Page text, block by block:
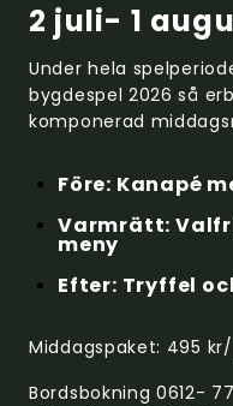
2 juli- 1
Under hela
bygdespel 2026 så
komponerad
Före: Kanapé
Varmrätt:
meny
Efter: Tryffel
Middagspaket: 495
Bordsbokning 0612-